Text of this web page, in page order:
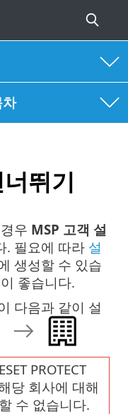
차
뛰기
우 MSP 고객 설
. 필요에 따라 설
생성할 수 있습
좋습니다.
다음과 같이 설
PROTECT
당 회사에 대해
수 없습니다.